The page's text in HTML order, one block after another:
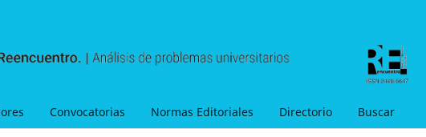
Convocatorias Normas Editoriales Directorio Buscar